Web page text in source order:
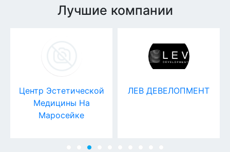
Лучшие компании
Центр Эстетической
Медицины На
Маросейке
ЛЕВ ДЕВЕЛОПМЕНТ